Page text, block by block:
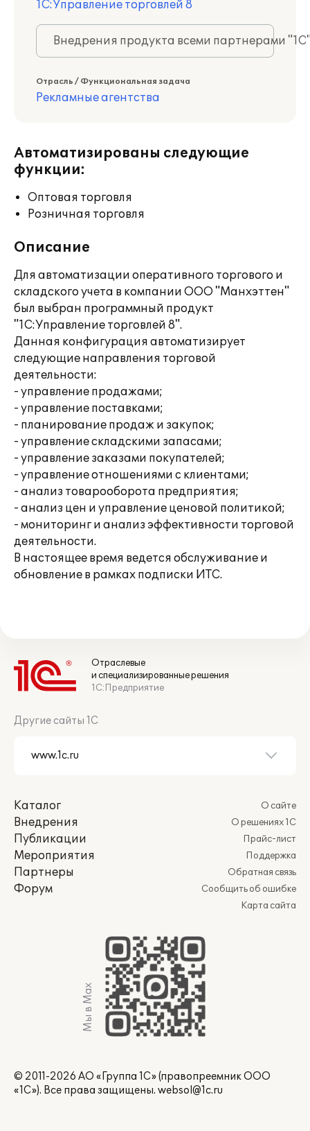
1С:Управление торговлей 8
Внедрения продукта всеми партнерами
Отрасль / Функциональная задача
Рекламные агентства
Автоматизированы следующие
функции:
Оптовая торговля
Розничная торговля
Описание
Для автоматизации оперативного торгового и
складского учета в компании ООО "Манхэттен"
был выбран программный продукт
"1С:Управление торговлей 8".
Данная конфигурация автоматизирует
следующие направления торговой
деятельности:
- управление продажами;
- управление поставками;
- планирование продаж и закупок;
- управление складскими запасами;
- управление заказами покупателей;
- управление отношениями с клиентами;
- анализ товарооборота предприятия;
- анализ цен и управление ценовой политикой;
- мониторинг и анализ эффективности торговой
деятельности.
В настоящее время ведется обслуживание и
обновление в рамках подписки ИТС.
Отраслевые
и специализированные решения
1С:Предприятие
Другие сайты 1С
Каталог
Внедрения
Публикации
Мероприятия
Партнеры
Форум
О сайте
О решениях 1С
Прайс-лист
Поддержка
Обратная связь
Сообщить об ошибке
Карта сайта
Мы в Max
© 2011-2026 АО «Группа 1С» (правопреемник ООО
«1С»). Все права защищены. websol@1c.ru